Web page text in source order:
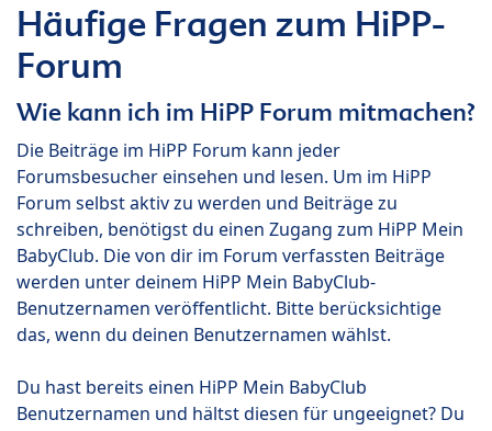
Häufige Fragen zum HiPP-
Forum
Wie kann ich im HiPP Forum mitmachen?
Die Beiträge im HiPP Forum kann jeder
Forumsbesucher einsehen und lesen. Um im HiPP
Forum selbst aktiv zu werden und Beiträge zu
schreiben, benötigst du einen Zugang zum HiPP Mein
BabyClub. Die von dir im Forum verfassten Beiträge
werden unter deinem HiPP Mein BabyClub-
Benutzernamen veröffentlicht. Bitte berücksichtige
das, wenn du deinen Benutzernamen wählst.
Du hast bereits einen HiPP Mein BabyClub
Benutzernamen und hältst diesen für ungeeignet? Du